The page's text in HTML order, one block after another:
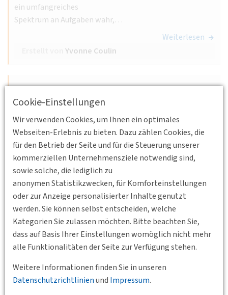
Cookie-Einstellungen
Wir verwenden Cookies, um Ihnen ein optimales
Webseiten-Erlebnis zu bieten. Dazu zählen Cookies, die
für den Betrieb der Seite und für die Steuerung unserer
kommerziellen Unternehmensziele notwendig sind,
sowie solche, die lediglich zu
anonymen Statistikzwecken, für Komforteinstellungen
oder zur Anzeige personalisierter Inhalte genutzt
werden. Sie können selbst entscheiden, welche
Kategorien Sie zulassen möchten. Bitte beachten Sie,
dass auf Basis Ihrer Einstellungen womöglich nicht mehr
alle Funktionalitäten der Seite zur Verfügung stehen.
Weitere Informationen finden Sie in unseren
Datenschutzrichtlinienund Impressum.
ein umfangreiches
Spektrum an Aufgaben wahr,…
Weiterlesen
Yvonne Coulin
18.10.2012 16:00 - 18:00
Nürnberg, Verkehrsmuseum
Die Stadt-Umland-Bahn
Vortrag
Weiterlesen
Erstellt vonAndreas Mäder
27.09.2012 14:00 - 18:00
Schlüsselfeld
Exkursion: ADAC Fahrsicherheitszentrum
Nordbayern
Präsentation und Besichtigung